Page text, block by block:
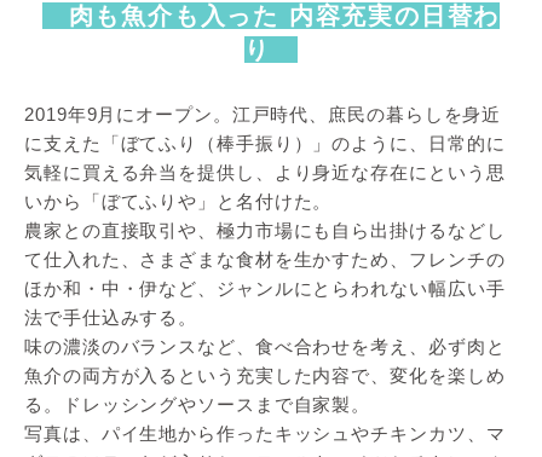
肉も魚介も入った 内容充実の日替わ
り
2019年9月にオープン。江戸時代、庶民の暮らしを身近
に支えた「ぼてふり（棒手振り）」のように、日常的に
気軽に買える弁当を提供し、より身近な存在にという思
いから「ぼてふりや」と名付けた。
農家との直接取引や、極力市場にも自ら出掛けるなどし
て仕入れた、さまざまな食材を生かすため、フレンチの
ほか和・中・伊など、ジャンルにとらわれない幅広い手
法で手仕込みする。
味の濃淡のバランスなど、食べ合わせを考え、必ず肉と
魚介の両方が入るという充実した内容で、変化を楽しめ
る。ドレッシングやソースまで自家製。
写真は、パイ生地から作ったキッシュやチキンカツ、マ